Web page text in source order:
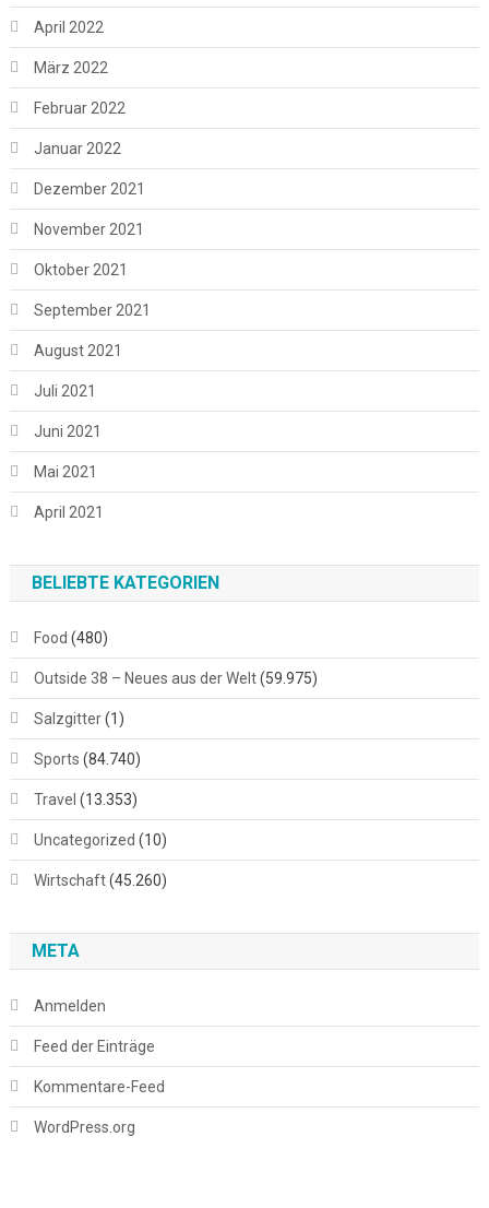
April 2022
März 2022
Februar 2022
Januar 2022
Dezember 2021
November 2021
Oktober 2021
September 2021
August 2021
Juli 2021
Juni 2021
Mai 2021
April 2021
BELIEBTE KATEGORIEN
Food (480)
Outside 38 – Neues aus der Welt(59.975)
Salzgitter(1)
Sports (84.740)
Travel (13.353)
Uncategorized (10)
Wirtschaft(45.260)
META
Anmelden
Feed der Einträge
Kommentare-Feed
WordPress.org